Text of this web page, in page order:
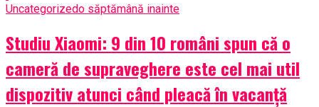
Uncategorizedo săptămână inainte
Studiu Xiaomi: 9 din 10 români spun că o
cameră de supraveghere este cel mai util
dispozitiv atunci când pleacă în vacanță